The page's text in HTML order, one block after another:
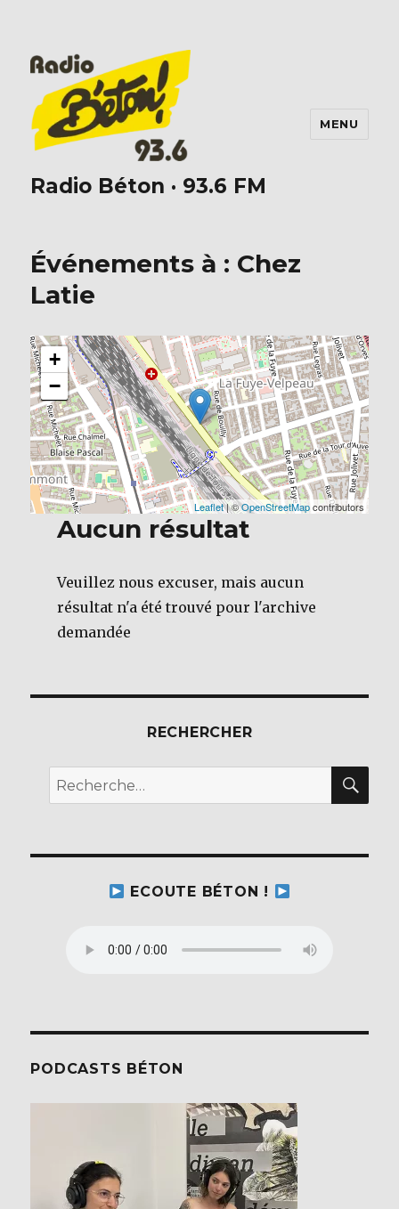
Radio Béton · 93.6 FM
MENU
Événements à : Chez
Latie
+
−
Leaflet| ©OpenStreetMapcontributors
Aucun résultat
Veuillez nous excuser, mais aucun
résultat n'a été trouvé pour l'archive
demandée
RECHERCHER
Recherche
pour :
ECOUTE BÉTON !
PODCASTS BÉTON